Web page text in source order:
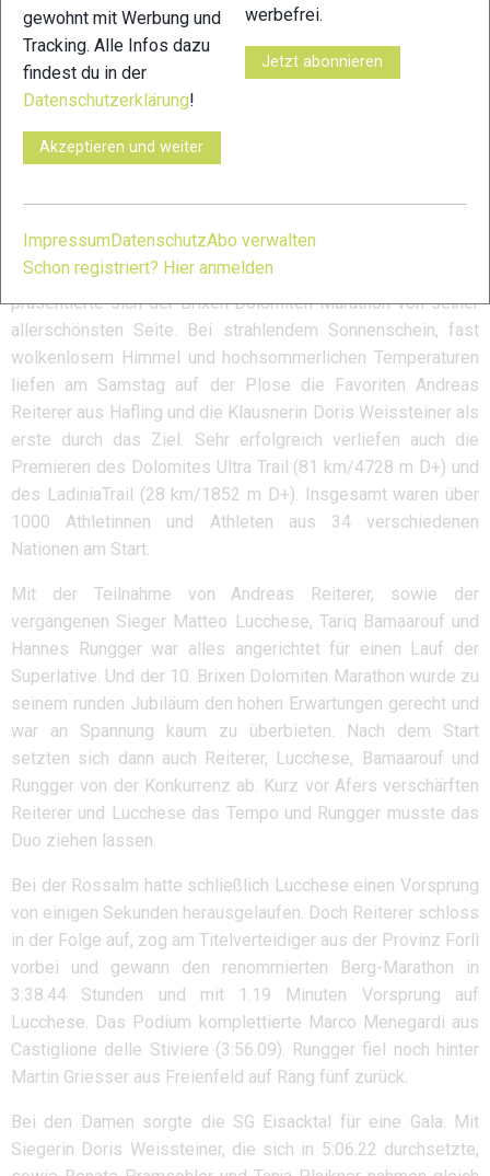
Nämlich um festzustellen, dass bei den in der Nacht
gestarteten Bewerben auf Grund der trockenen Verhältnisse
sehr gute Zeiten erbracht wurden, während die Leistungen
beim Halbmarathon Ebensee – Gmunden, bei dem die Läufer
zunehmenden Hitze litten.
Brixen Dolomitenmarathon
Brixen, 6. Juli 2019 – Zu seinem zehnten Geburtstag
präsentierte sich der Brixen Dolomiten Marathon von seiner
allerschönsten Seite. Bei strahlendem Sonnenschein, fast
wolkenlosem Himmel und hochsommerlichen Temperaturen
liefen am Samstag auf der Plose die Favoriten Andreas
Reiterer aus Hafling und die Klausnerin Doris Weissteiner als
erste durch das Ziel. Sehr erfolgreich verliefen auch die
Premieren des Dolomites Ultra Trail (81 km/4728 m D+) und
des LadiniaTrail (28 km/1852 m D+). Insgesamt waren über
1000 Athletinnen und Athleten aus 34 verschiedenen
Nationen am Start.
Mit der Teilnahme von Andreas Reiterer, sowie der
vergangenen Sieger Matteo Lucchese, Tariq Bamaarouf und
Hannes Rungger war alles angerichtet für einen Lauf der
Superlative. Und der 10. Brixen Dolomiten Marathon wurde zu
seinem runden Jubiläum den hohen Erwartungen gerecht und
war an Spannung kaum zu überbieten. Nach dem Start
setzten sich dann auch Reiterer, Lucchese, Bamaarouf und
Rungger von der Konkurrenz ab. Kurz vor Afers verschärften
Reiterer und Lucchese das Tempo und Rungger musste das
Duo ziehen lassen.
Bei der Rossalm hatte schließlich Lucchese einen Vorsprung
von einigen Sekunden herausgelaufen. Doch Reiterer schloss
in der Folge auf, zog am Titelverteidiger aus der Provinz Forlì
vorbei und gewann den renommierten Berg-Marathon in
3:38.44 Stunden und mit 1.19 Minuten Vorsprung auf
Lucchese. Das Podium komplettierte Marco Menegardi aus
Castiglione delle Stiviere (3:56.09). Rungger fiel noch hinter
Martin Griesser aus Freienfeld auf Rang fünf zurück.
Bei den Damen sorgte die SG Eisacktal für eine Gala: Mit
Siegerin Doris Weissteiner, die sich in 5:06.22 durchsetzte,
gewohnt mit Werbung und
Tracking. Alle Infos dazu
findest du in der
Datenschutzerklärung!
Akzeptieren und weiter
werbefrei.
Jetzt abonnieren
Impressum DatenschutzAbo verwalten
Schon registriert? Hier anmelden